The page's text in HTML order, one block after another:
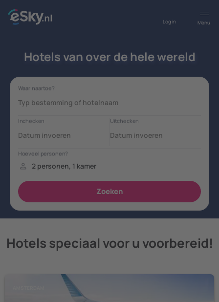
Menu
Log in
Hotels van over de hele wereld
Hotels speciaal voor u voorbereid!